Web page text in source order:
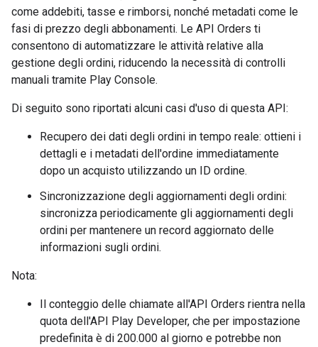
come addebiti, tasse e rimborsi, nonché metadati come le
fasi di prezzo degli abbonamenti. Le API Orders ti
consentono di automatizzare le attività relative alla
gestione degli ordini, riducendo la necessità di controlli
manuali tramite Play Console.
Di seguito sono riportati alcuni casi d'uso di questa API:
Recupero dei dati degli ordini in tempo reale: ottieni i
dettagli e i metadati dell'ordine immediatamente
dopo un acquisto utilizzando un ID ordine.
Sincronizzazione degli aggiornamenti degli ordini:
sincronizza periodicamente gli aggiornamenti degli
ordini per mantenere un record aggiornato delle
informazioni sugli ordini.
Nota:
Il conteggio delle chiamate all'API Orders rientra nella
quota dell'API Play Developer, che per impostazione
predefinita è di 200.000 al giorno e potrebbe non